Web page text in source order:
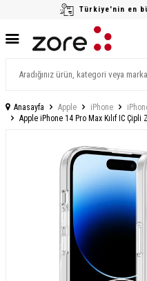
Türkiye'nin en
Anasayfa Apple iPhone
Apple iPhone 14 Pro Max Kılıf IC